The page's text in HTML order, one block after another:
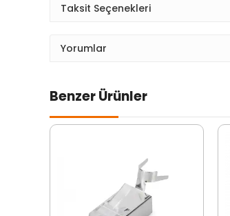
Taksit Seçenekleri
Yorumlar
Benzer Ürünler